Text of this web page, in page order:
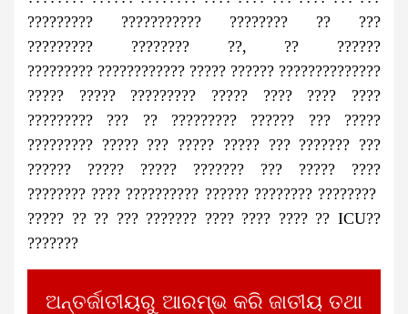
????????? ??????????? ???????? ?? ???
????????? ???????? ??, ?? ??????
????????? ???????????? ????? ?????? ??????????????
????? ????? ????????? ????? ???? ???? ????
????????? ??? ?? ????????? ?????? ??? ?????
????????? ????? ??? ????? ????? ??? ??????? ???
?????? ????? ????? ??????? ??? ????? ????
???????? ???? ?????????? ?????? ???????? ????????
????? ?? ?? ??? ??????? ???? ???? ???? ?? ICU??
???????
ଅନ୍ତର୍ଜାତୀୟରୁ ଆରମ୍ଭ କରି ଜାତୀୟ ତଥା